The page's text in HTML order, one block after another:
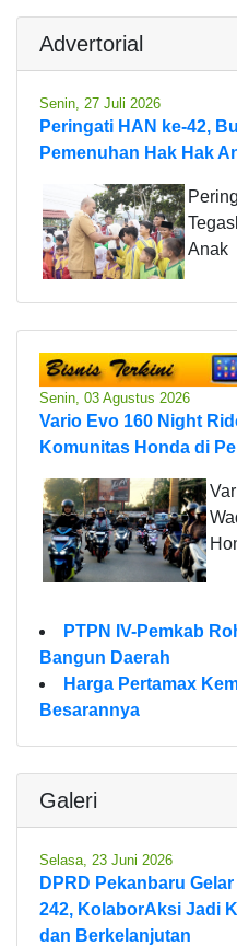
Advertorial
Senin, 27 Juli 2026
Peringati HAN ke-42,
Pemenuhan Hak Hak
Anak
Senin, 03 Agustus 2026
Vario Evo 160 Night
Komunitas Honda di
PTPN IV-Pemkab
Bangun Daerah
Harga Pertamax
Besarannya
Galeri
Selasa, 23 Juni 2026
DPRD Pekanbaru
242, KolaborAksi Jadi
dan Berkelanjutan